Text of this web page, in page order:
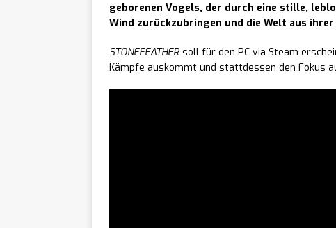
[ 06/08/2026 ]
europäischen Games-
He Who
geborenen Vogels, der durch eine stille,
Wind zurückzubringen und die Welt aus
STONEFEATHER soll für den PC via Steam
Kämpfe auskommt und stattdessen den Fokus